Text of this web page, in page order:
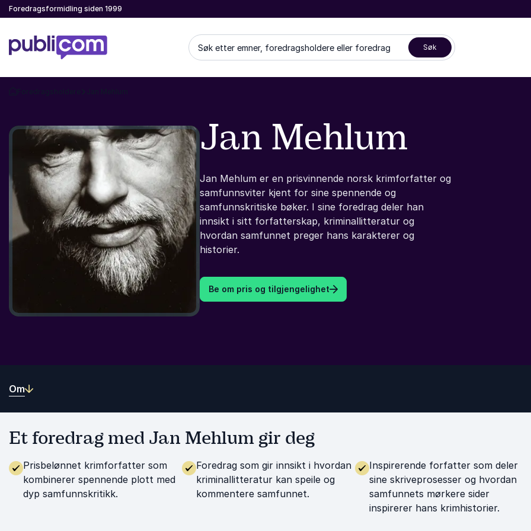
Foredragsformidling siden 1999
Søk etter emner, foredragsholdere eller foredrag Søk
Jan Mehlum
Jan Mehlum er en prisvinnende norsk krimforfatter og
samfunnsviter kjent for sine spennende og
samfunnskritiske bøker. I sine foredrag deler han
innsikt i sitt forfatterskap, kriminallitteratur og
hvordan samfunnet preger hans karakterer og
historier.
Be om pris og tilgjengelighet
Om
Et foredrag med Jan Mehlum gir deg
Prisbelønnet krimforfatter som
kombinerer spennende plott med
dyp samfunnskritikk.
Foredrag som gir innsikt i hvordan
kriminallitteratur kan speile og
kommentere samfunnet.
Inspirerende forfatter som deler
sine skriveprosesser og hvordan
samfunnets mørkere sider
inspirerer hans krimhistorier.